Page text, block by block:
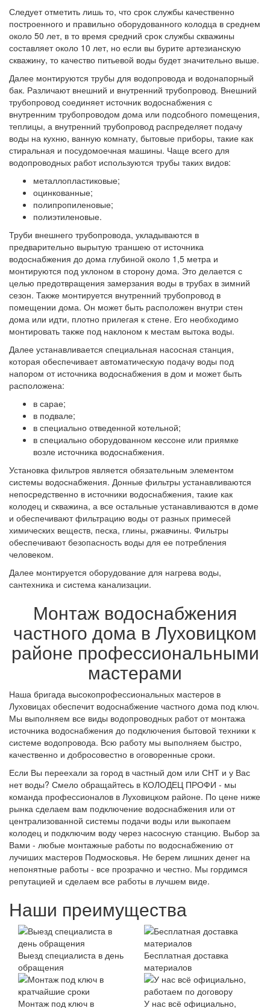
Следует отметить лишь то, что срок службы качественно
построенного и правильно оборудованного колодца в среднем
около 50 лет, в то время средний срок службы скважины
составляет около 10 лет, но если вы бурите артезианскую
скважину, то качество питьевой воды будет значительно выше.
Далее монтируются трубы для водопровода и водонапорный
бак. Различают внешний и внутренний трубопровод. Внешний
трубопровод соединяет источник водоснабжения с
внутренним трубопроводом дома или подсобного помещения,
теплицы, а внутренний трубопровод распределяет подачу
воды на кухню, ванную комнату, бытовые приборы, такие как
стиральная и посудомоечная машины. Чаще всего для
водопроводных работ используются трубы таких видов:
металлопластиковые;
оцинкованные;
полипропиленовые;
полиэтиленовые.
Труби внешнего трубопровода, укладываются в
предварительно вырытую траншею от источника
водоснабжения до дома глубиной около 1,5 метра и
монтируются под уклоном в сторону дома. Это делается с
целью предотвращения замерзания воды в трубах в зимний
сезон. Также монтируется внутренний трубопровод в
помещении дома. Он может быть расположен внутри стен
дома или идти, плотно прилегая к стене. Его необходимо
монтировать также под наклоном к местам вытока воды.
Далее устанавливается специальная насосная станция,
которая обеспечивает автоматическую подачу воды под
напором от источника водоснабжения в дом и может быть
расположена:
в сарае;
в подвале;
в специально отведенной котельной;
в специально оборудованном кессоне или приямке
возле источника водоснабжения.
Установка фильтров является обязательным элементом
системы водоснабжения. Донные фильтры устанавливаются
непосредственно в источники водоснабжения, такие как
колодец и скважина, а все остальные устанавливаются в доме
и обеспечивают фильтрацию воды от разных примесей
химических веществ, песка, глины, ржавчины. Фильтры
обеспечивают безопасность воды для ее потребления
человеком.
Далее монтируется оборудование для нагрева воды,
сантехника и система канализации.
Монтаж водоснабжения
частного дома в Луховицком
районе профессиональными
мастерами
Наша бригада высокопрофессиональных мастеров в
Луховицах обеспечит водоснабжение частного дома под ключ.
Мы выполняем все виды водопроводных работ от монтажа
источника водоснабжения до подключения бытовой техники к
системе водопровода. Всю работу мы выполняем быстро,
качественно и добросовестно в оговоренные сроки.
Если Вы переехали за город в частный дом или СНТ и у Вас
нет воды? Смело обращайтесь в КОЛОДЕЦ ПРОФИ - мы
команда профессионалов в Луховицком районе. По цене ниже
рынка сделаем вам подключение водоснабжения или от
централизованной системы подачи воды или выкопаем
колодец и подключим воду через насосную станцию. Выбор за
Вами - любые монтажные работы по водоснабжению от
лучиших мастеров Подмосковья. Не берем лишних денег на
непонятные работы - все прозрачно и честно. Мы гордимся
репутацией и сделаем все работы в лучшем виде.
Наши преимущества
Выезд специалиста в день
обращения
Бесплатная доставка
материалов
Монтаж под ключ в У нас всё официально,